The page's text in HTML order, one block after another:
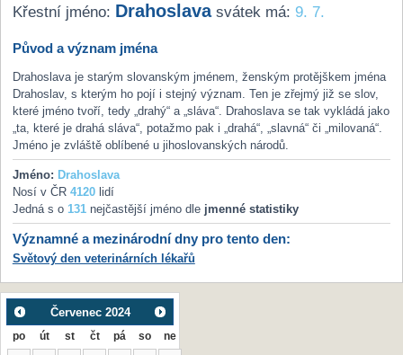
Křestní jméno: Drahoslavasvátek má: 9. 7.
Původ a význam jména
Drahoslava je starým slovanským jménem, ženským protějškem jména
Drahoslav, s kterým ho pojí i stejný význam. Ten je zřejmý již se slov,
které jméno tvoří, tedy „drahý“ a „sláva“. Drahoslava se tak vykládá jako
„ta, které je drahá sláva“, potažmo pak i „drahá“, „slavná“ či „milovaná“.
Jméno je zvláště oblíbené u jihoslovanských národů.
Jméno: Drahoslava
Nosí v ČR 4120lidí
Jedná s o 131nejčastější jméno dle jmenné statistiky
Významné a mezinárodní dny pro tento den:
Světový den veterinárních lékařů
Červenec 2024
po út st čt pá so ne